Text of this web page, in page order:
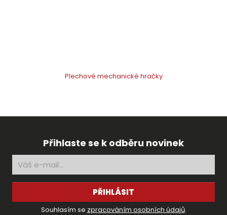
Plechové mechanické hračky
Přihlaste se k odběru novinek
PŘIHLÁSIT
Souhlasím se zpracováním osobních údajů.